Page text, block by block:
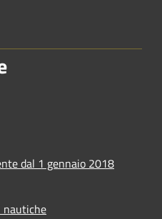
dal 1 gennaio 2018
nautiche